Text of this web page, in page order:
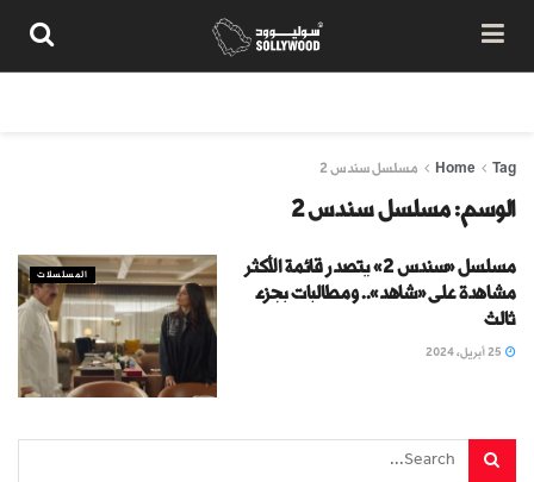
Home Tag مسلسل سندس 2
الوسم:مسلسل سندس 2
المسلسلات
مسلسل «سندس 2» يتصدر قائمة الأكثر
مشاهدة على «شاهد».. ومطالبات بجزء
ثالث